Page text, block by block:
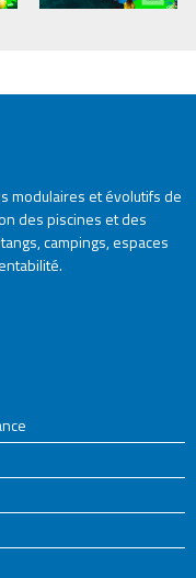
modulaires et évolutifs de
des piscines et des
campings, espaces